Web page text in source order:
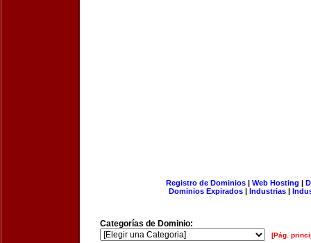
Registro de Dominios| Web Hosting |
Dominios Expirados | Industrias |
Categorías de Dominio:
[Pág.